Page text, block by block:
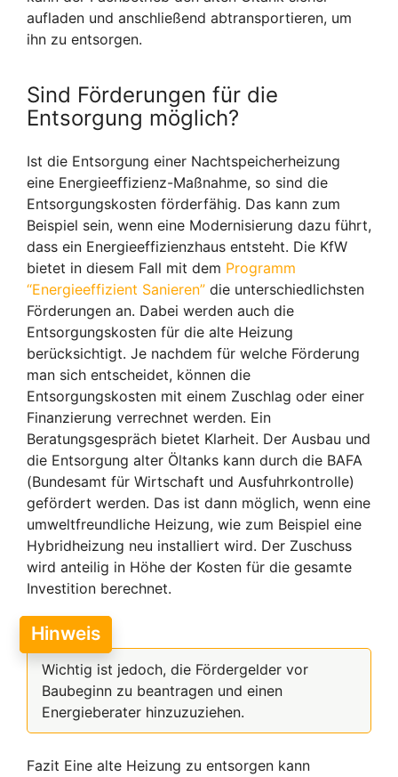
aufladen und anschließend abtransportieren, um
ihn zu entsorgen.
Sind Förderungen für die
Entsorgung möglich?
Ist die Entsorgung einer Nachtspeicherheizung
eine Energieeffizienz-Maßnahme, so sind die
Entsorgungskosten förderfähig. Das kann zum
Beispiel sein, wenn eine Modernisierung dazu führt,
dass ein Energieeffizienzhaus entsteht. Die KfW
bietet in diesem Fall mit dem Programm
“Energieeffizient Sanieren” die unterschiedlichsten
Förderungen an. Dabei werden auch die
Entsorgungskosten für die alte Heizung
berücksichtigt. Je nachdem für welche Förderung
man sich entscheidet, können die
Entsorgungskosten mit einem Zuschlag oder einer
Finanzierung verrechnet werden. Ein
Beratungsgespräch bietet Klarheit. Der Ausbau und
die Entsorgung alter Öltanks kann durch die BAFA
(Bundesamt für Wirtschaft und Ausfuhrkontrolle)
gefördert werden. Das ist dann möglich, wenn eine
umweltfreundliche Heizung, wie zum Beispiel eine
Hybridheizung neu installiert wird. Der Zuschuss
wird anteilig in Höhe der Kosten für die gesamte
Investition berechnet.
Hinweis
Wichtig ist jedoch, die Fördergelder vor
Baubeginn zu beantragen und einen
Energieberater hinzuzuziehen.
Fazit Eine alte Heizung zu entsorgen kann